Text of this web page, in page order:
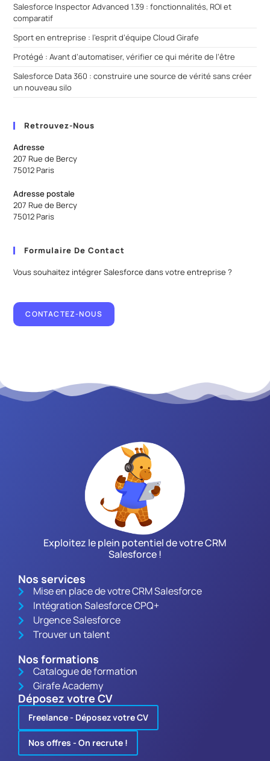
Salesforce Inspector Advanced 1.39 : fonctionnalités, ROI et
comparatif
Sport en entreprise : l’esprit d’équipe Cloud Girafe
Protégé : Avant d’automatiser, vérifier ce qui mérite de l’être
Salesforce Data 360 : construire une source de vérité sans créer
un nouveau silo
Retrouvez-Nous
Adresse
207 Rue de Bercy
75012 Paris
Adresse postale
207 Rue de Bercy
75012 Paris
Formulaire De Contact
Vous souhaitez intégrer Salesforce dans votre entreprise ?
CONTACTEZ-NOUS
Exploitez le plein potentiel de votre CRM
Salesforce !
Nos services
Mise en place de votre CRM Salesforce
Intégration Salesforce CPQ+
Urgence Salesforce
Trouver un talent
Nos formations
Catalogue de formation
Girafe Academy
Déposez votre CV
Freelance - Déposez votre CV
Nos offres - On recrute !